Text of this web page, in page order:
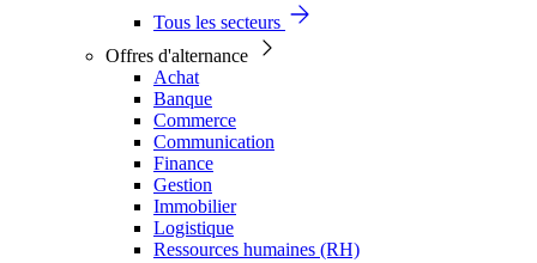
Tous les secteurs
Offres d'alternance
Achat
Banque
Commerce
Communication
Finance
Gestion
Immobilier
Logistique
Ressources humaines (RH)